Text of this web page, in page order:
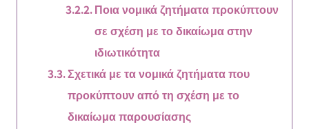
Ποια νομικά ζητήματα προκύπτουν
σε σχέση με το δικαίωμα στην
ιδιωτικότητα
Σχετικά με τα νομικά ζητήματα που
προκύπτουν από τη σχέση με το
δικαίωμα παρουσίασης